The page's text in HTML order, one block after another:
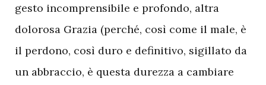
gesto incomprensibile e profondo, altra
dolorosa Grazia (perché, così come il male, è
il perdono, così duro e definitivo, sigillato da
un abbraccio, è questa durezza a cambiare